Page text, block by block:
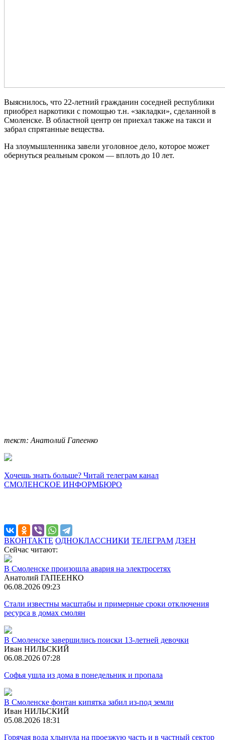
Выяснилось, что 22-летний гражданин соседней республики
приобрел наркотики с помощью т.н. «закладки», сделанной в
Смоленске. В областной центр он приехал также на такси и
забрал спрятанные вещества.
На злоумышленника завели уголовное дело, которое может
обернуться реальным сроком — вплоть до 10 лет.
текст: Анатолий Гапеенко
Хочешь знать больше? Читай телеграм канал
СМОЛЕНСКОЕ ИНФОРМБЮРО
ВКОНТАКТЕ ОДНОКЛАССНИКИ ТЕЛЕГРАМ ДЗЕН
Сейчас читают:
В Смоленске произошла авария на электросетях
Анатолий ГАПЕЕНКО
06.08.2026 09:23
Стали известны масштабы и примерные сроки отключения
ресурса в домах смолян
В Смоленске завершились поиски 13-летней девочки
Иван НИЛЬСКИЙ
06.08.2026 07:28
Софья ушла из дома в понедельник и пропала
В Смоленске фонтан кипятка забил из-под земли
Иван НИЛЬСКИЙ
05.08.2026 18:31
Горячая вода хлынула на проезжую часть и в частный сектор